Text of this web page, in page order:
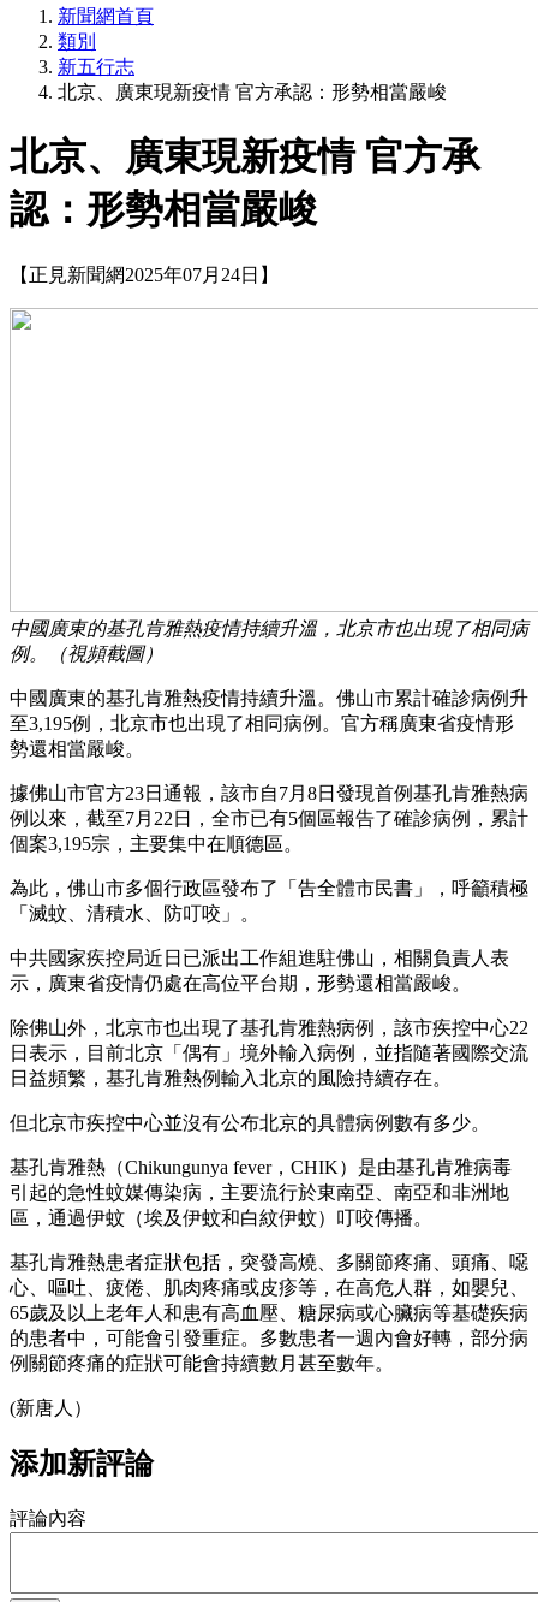
新聞網首頁
類別
新五行志
北京、廣東現新疫情 官方承認：形勢相當嚴峻
北京、廣東現新疫情 官方承
認：形勢相當嚴峻
【正見新聞網2025年07月24日】
中國廣東的基孔肯雅熱疫情持續升溫，北京市也出現了相同病
例。（視頻截圖）
中國廣東的基孔肯雅熱疫情持續升溫。佛山市累計確診病例升
至3,195例，北京市也出現了相同病例。官方稱廣東省疫情形
勢還相當嚴峻。
據佛山市官方23日通報，該市自7月8日發現首例基孔肯雅熱病
例以來，截至7月22日，全市已有5個區報告了確診病例，累計
個案3,195宗，主要集中在順德區。
為此，佛山市多個行政區發布了「告全體市民書」，呼籲積極
「滅蚊、清積水、防叮咬」。
中共國家疾控局近日已派出工作組進駐佛山，相關負責人表
示，廣東省疫情仍處在高位平台期，形勢還相當嚴峻。
除佛山外，北京市也出現了基孔肯雅熱病例，該市疾控中心22
日表示，目前北京「偶有」境外輸入病例，並指隨著國際交流
日益頻繁，基孔肯雅熱例輸入北京的風險持續存在。
但北京市疾控中心並沒有公布北京的具體病例數有多少。
基孔肯雅熱（Chikungunya fever，CHIK）是由基孔肯雅病毒
引起的急性蚊媒傳染病，主要流行於東南亞、南亞和非洲地
區，通過伊蚊（埃及伊蚊和白紋伊蚊）叮咬傳播。
基孔肯雅熱患者症狀包括，突發高燒、多關節疼痛、頭痛、噁
心、嘔吐、疲倦、肌肉疼痛或皮疹等，在高危人群，如嬰兒、
65歲及以上老年人和患有高血壓、糖尿病或心臟病等基礎疾病
的患者中，可能會引發重症。多數患者一週內會好轉，部分病
例關節疼痛的症狀可能會持續數月甚至數年。
(新唐人）
添加新評論
評論內容